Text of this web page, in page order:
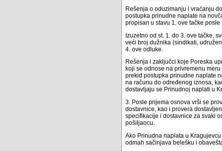
Rešenja o oduzimanju i vraćanju
postupka prinudne naplate na
propisan u stavu 1. ove tačke
Izuzetno od st. 1. do 3. ove tačke,
veći broj dužnika (sindikati,
4. ove odluke.
Rešenja i zaključci koje Poreska
koji se odnose na privremenu
prekid postupka prinudne naplate
na računu do određenog iznosa,
dostavljaju se Prinudnoj naplati u
3. Posle prijema osnova vrši se
dostavnice, kao i provera
specifikacije i dostavnice za svaki
pošiljaocu.
Ako Prinudna naplata u
odmah sačinjava belešku i